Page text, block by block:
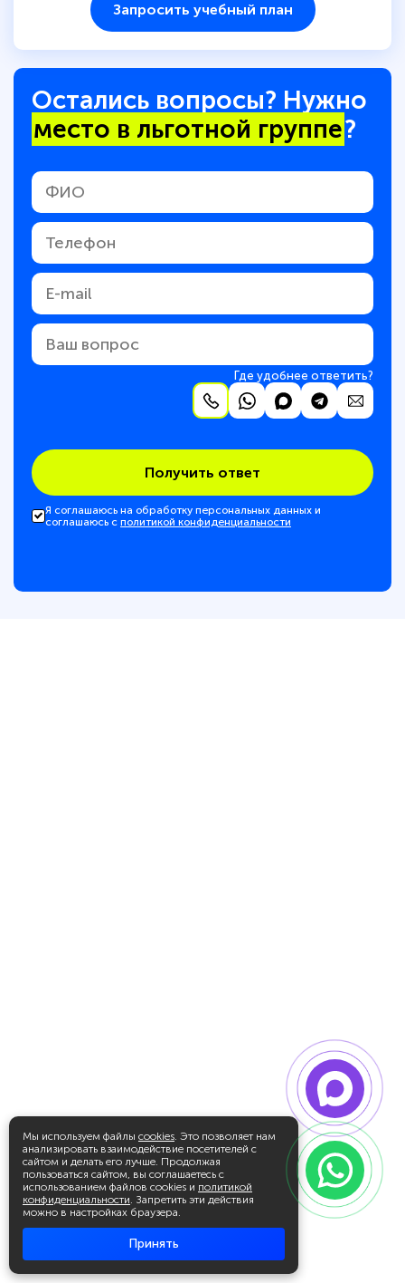
Мы используем файлы cookies. Это позволяет нам
анализировать взаимодействие посетителей с
сайтом и делать его лучше. Продолжая
пользоваться сайтом, вы соглашаетесь с
использованием файлов cookies и политикой
конфиденциальности. Запретить эти действия
можно в настройках браузера.
Принять
Запросить учебный план
Остались вопросы? Нужно
место в льготной группе?
Где удобнее ответить?
Получить ответ
Я соглашаюсь на обработку персональных данных и
соглашаюсь с политикой конфиденциальности